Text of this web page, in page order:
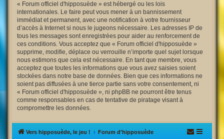
« Forum officiel d'hipposuède » est hébergé ou les lois
internationales. Le faire peut vous mener à un bannissement
immédiat et permanent, avec une notification à votre fournisseur
d’accès à Internet si nous le jugeons nécessaire. Les adresses IP de
tous les messages sont enregistrées pour aider au renforcement de
ces conditions. Vous acceptez que « Forum officiel d'hipposuède »
supprime, modifie, déplace ou verrouille n’importe quel sujet lorsque
nous estimons que cela est nécessaire. En tant que membre, vous
acceptez que toutes les informations que vous avez saisies soient
stockées dans notre base de données. Bien que ces informations ne
soient pas diffusées à une tierce partie sans votre consentement, ni
« Forum officiel d'hipposuède », ni phpBB ne pourront être tenus
comme responsables en cas de tentative de piratage visant à
compromettre les données.
Vers hipposuède, le jeu ! Forum d'hipposuède